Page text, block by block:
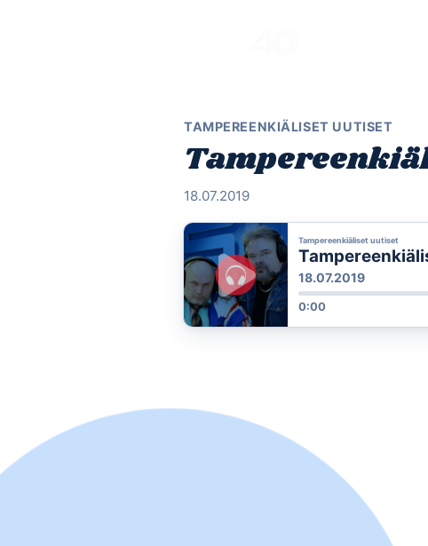
TAMPEREENKIÄLISET UUTISET
18.07.2019
Tampereenkiäliset uutiset
18.07.2019
0:00